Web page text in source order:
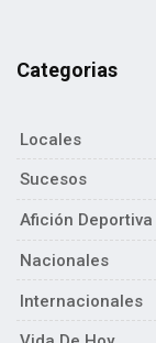
Categorias
Locales
Sucesos
Afición Deportiva
Nacionales
Internacionales